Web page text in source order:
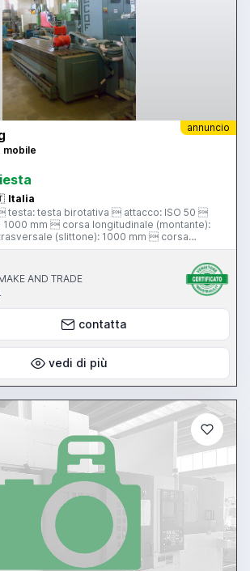
annuncio
mobile
Italia
 testa: testa birotativa  attacco: ISO 50 
1000 mm  corsa longitudinale (montante):
(slittone): 1000 mm  corsa
pensile di comando
AND TRADE
contatta
vedi di più